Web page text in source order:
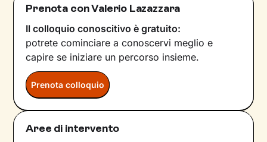
Prenota con Valerio Lazazzara
Il colloquio conoscitivo è gratuito:
potrete cominciare a conoscervi meglio e
capire se iniziare un percorso insieme.
Prenota colloquio
Aree di intervento